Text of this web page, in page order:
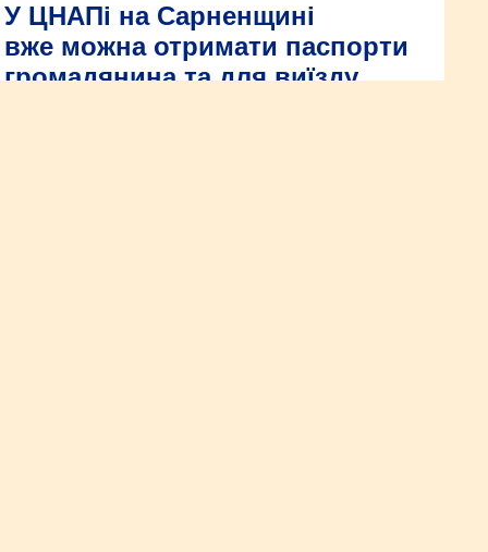
У ЦНАПі на Сарненщині
вже можна отримати паспорти
громадянина та для виїзду